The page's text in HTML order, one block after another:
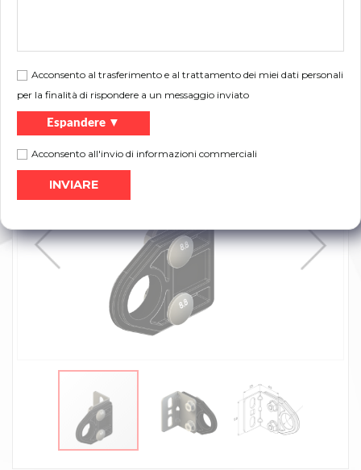
Acconsento al trasferimento e al trattamento dei miei dati personali
per la finalità di rispondere a un messaggio inviato
Espandere ▼
Acconsento all'invio di informazioni commerciali
Volantino: